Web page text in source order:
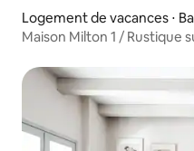
Logement de vacances ⋅
Maison Milton 1 / Rustique